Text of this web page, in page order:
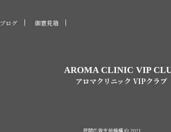
ブログ 御意見箱
AROMA CLINIC VIP
アロマクリニック VIPクラブ
民間広告支援機構 © 2021